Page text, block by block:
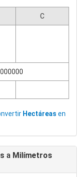
C
Hectáreas en
a Milímetros